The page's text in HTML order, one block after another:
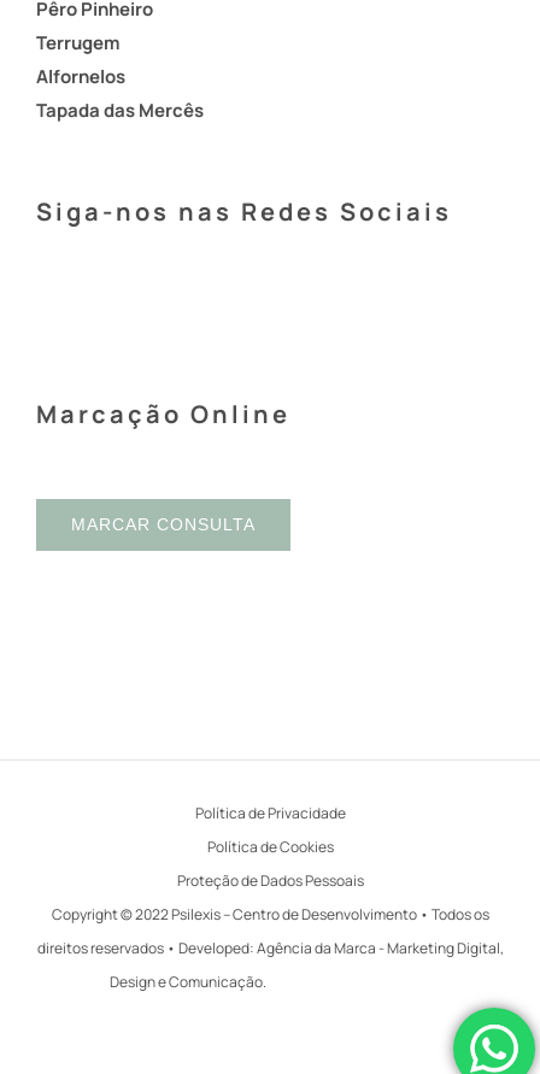
Pêro Pinheiro
Terrugem
Alfornelos
Tapada das Mercês
Siga-nos nas Redes Sociais
Marcação Online
MARCAR CONSULTA
Política de Privacidade
Política de Cookies
Proteção de Dados Pessoais
Copyright © 2022 Psilexis – Centro de Desenvolvimento • Todos os
direitos reservados • Developed:Agência da Marca - Marketing Digital,
Design e Comunicação.